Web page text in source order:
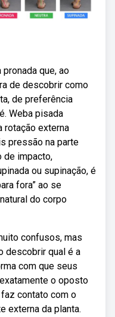
que, ao
de descobrir como
de preferência
Weba pisada
rotação externa
pressão na parte
de impacto,
ou supinação, é
fora” ao se
do corpo
confusos, mas
descobrir qual é a
com que seus
o oposto
contato com o
externa da planta.